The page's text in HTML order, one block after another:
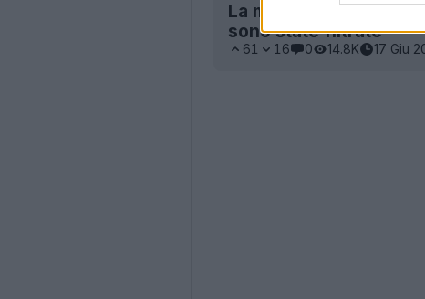
La maglia e la giacca
sono state filtrate
61 16 0 14.8K 17 Giu